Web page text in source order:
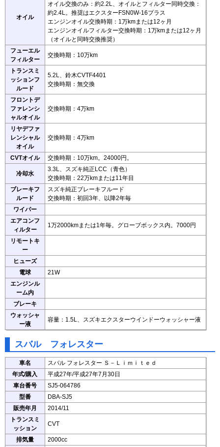
オイル
オイル交換のみ：約2.2L、オイルとフィルター同時交換：
約2.4L。推奨はエクスターFSN0W-16プラス
エンジンオイル交換時期：1万kmまたは12ヶ月
エンジンオイルフィルター交換時期：1万kmまたは12ヶ月
（オイルと同時交換推奨）
フューエル
フィルター
交換時期：10万km
トランスミ
ッションフ
ルード
5.2L、鈴木CVTF4401
交換時期：無交換
フロントデ
ファレンシ
ャルオイル
交換時期：4万km
リヤデファ
レンシャル
オイル
交換時期：4万km
CVTオイル 交換時期：10万km。24000円。
冷却水
3.3L、スズキ純正LCC（青色）
交換時期：22万kmまたは11年目
ブレーキフ
ルード
スズキ純正ブレーキフルード
交換時期：初回3年、以降2年毎
ワイパー
エアコンフ
ィルター
1万2000kmまたは1年毎。グローブボックス内。7000円
リモートキ
ー
ヒューズ
電球
21W
エンジンル
ーム内
ブレーキ
ウォッシャ
ー液
容量：1.5L、スズキエクスターウインドーウォッシャー液
スバル フォレスター
車名
スバル フォレスター Ｓ－Ｌｉｍｉｔｅｄ
年式/購入
平成27年/平成27年7月30日
車台番号
SJ5-064786
型番
DBA-SJ5
販売年月
2014/11
トランスミ
ッション
CVT
排気量
2000cc